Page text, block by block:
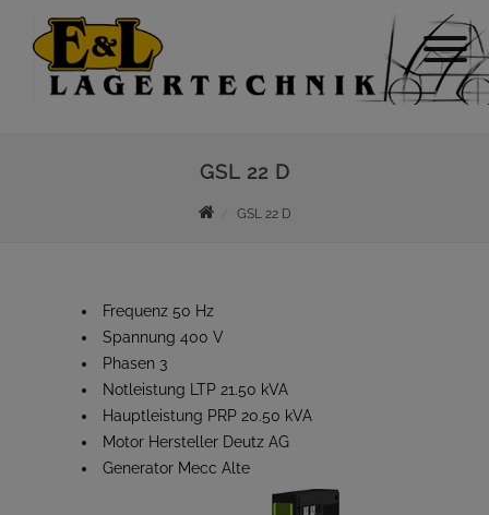
GSL 22 D
GSL 22 D
Frequenz 50 Hz
Spannung 400 V
Phasen 3
Notleistung LTP 21.50 kVA
Hauptleistung PRP 20.50 kVA
Motor Hersteller Deutz AG
Generator Mecc Alte